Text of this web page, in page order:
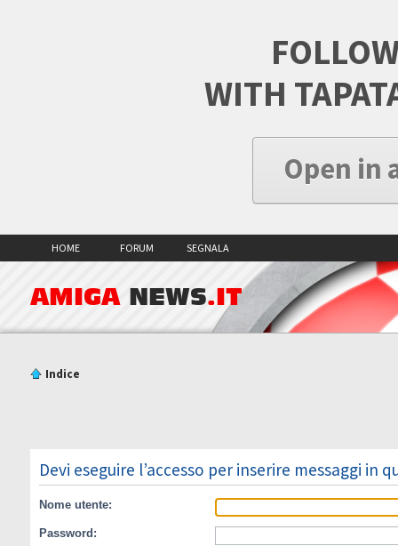
WITH
Open in
HOME FORUM SEGNALA
AMIGA NEWS.IT
Indice
Devi eseguire l’accesso per inserire messaggi in
Nome utente:
Password: